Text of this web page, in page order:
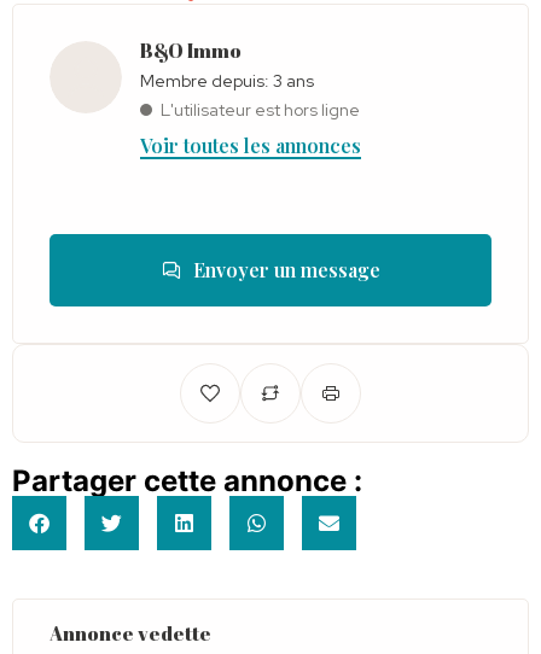
B&O Immo
Membre depuis: 3 ans
L'utilisateur est hors ligne
Voir toutes les annonces
Envoyer un message
Partager cette annonce :
Annonce vedette